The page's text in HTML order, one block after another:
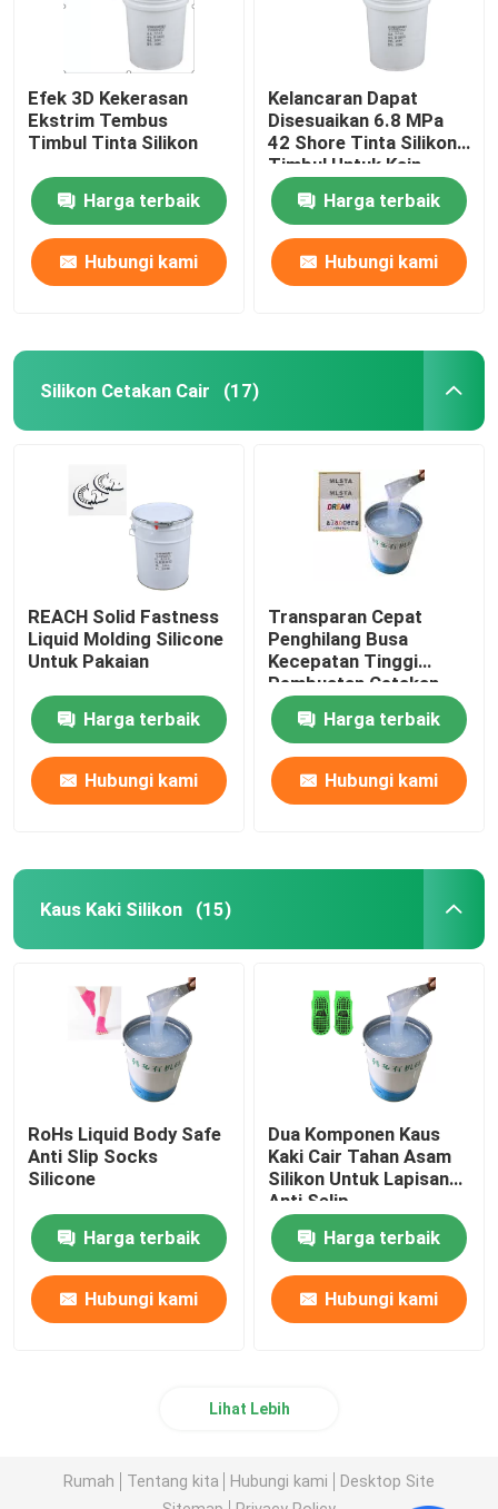
Efek 3D Kekerasan
Ekstrim Tembus
Timbul Tinta Silikon
Harga terbaik
Hubungi kami
Kelancaran Dapat
Disesuaikan 6.8 MPa
42 Shore Tinta Silikon
Timbul Untuk Kain
Harga terbaik
Hubungi kami
Silikon Cetakan Cair (17)
REACH Solid Fastness
Liquid Molding Silicone
Untuk Pakaian
Harga terbaik
Hubungi kami
Transparan Cepat
Penghilang Busa
Kecepatan Tinggi
Pembuatan Cetakan
Cair Karet
Harga terbaik
Hubungi kami
Kaus Kaki Silikon (15)
RoHs Liquid Body Safe
Anti Slip Socks
Silicone
Harga terbaik
Hubungi kami
Dua Komponen Kaus
Kaki Cair Tahan Asam
Silikon Untuk Lapisan
Anti Selip
Harga terbaik
Hubungi kami
Lihat Lebih
Rumah Tentang kita Hubungi kami
Desktop Site